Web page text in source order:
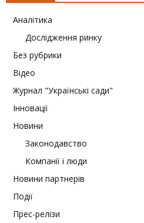
Аналітика
Дослідження ринку
Без рубрики
Відео
Журнал "Українські сади"
Інновації
Новини
Законодавство
Компанії і люди
Новини партнерів
Події
Прес-релізи